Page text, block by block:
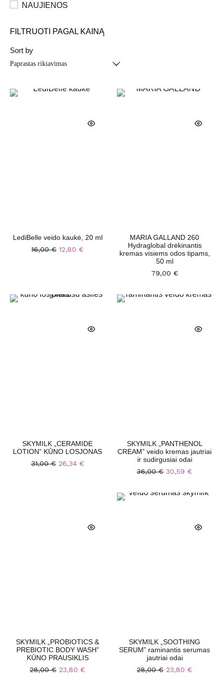
NAUJIENOS
FILTRUOTI PAGAL KAINĄ
Sort by
LediBelle veido kaukė, 20 ml
16,00€ 12,80 €
MARIA GALLAND 260
Hydraglobal drėkinantis
kremas visiems odos tipams,
50 ml
79,00 €
SKYMILK „CERAMIDE
LOTION” KŪNO LOSJONAS
31,00€ 26,34 €
SKYMILK „PANTHENOL
CREAM” veido kremas jautriai
ir sudirgusiai odai
36,00€ 30,59 €
SKYMILK „PROBIOTICS &
PREBIOTIC BODY WASH”
KŪNO PRAUSIKLIS
28,00€ 23,80 €
SKYMILK „SOOTHING
SERUM” raminantis serumas
jautriai odai
28,00€ 23,80 €